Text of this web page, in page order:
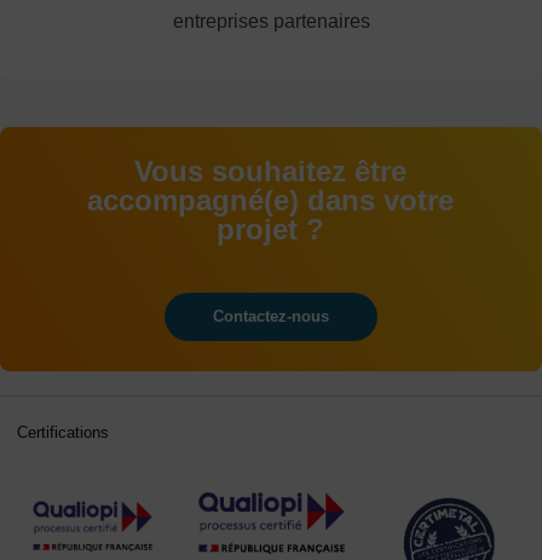
entreprises partenaires
Vous souhaitez être
accompagné(e) dans votre
projet ?
Contactez-nous
Certifications